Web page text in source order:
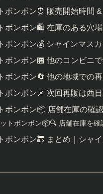
ボンボン⏰ 販売開始時間
ボンボン🛍 在庫のある穴場
ボンボン💰 シャインマス
ボンボン🏪 他のコンビニ
ボンボン🔄 他の地域での
ボンボン📌 次回再販は西
ボンボン📦 店舗在庫の確
トボンボン📦🔍 店舗在庫を確
ボンボン🔚 まとめ｜シャ